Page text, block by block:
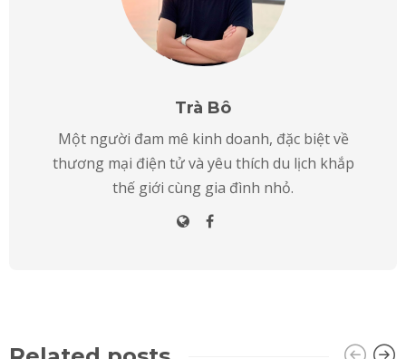
Trà Bô
Một người đam mê kinh doanh, đặc biệt về
thương mại điện tử và yêu thích du lịch khắp
thế giới cùng gia đình nhỏ.